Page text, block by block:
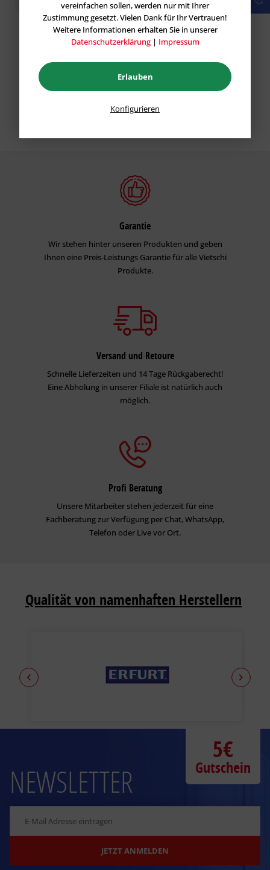
Garantie
Wir stehen hinter unseren Produkten und geben
Ihnen eine Preis-Leistungs Garantie für alle Vietschi
Produkte.
Versand und Retoure
Schnelle Lieferzeiten und 14 Tage Rückgaberecht!
Eine Abholung in unserer Filiale ist natürlich auch
möglich.
Profi Beratung
Unsere Mitarbeiter stehen jederzeit für eine
Fachberatung zur Verfügung per Chat, WhatsApp,
Telefon oder Live vor Ort.
Qualität von namenhaften Herstellern
NEWSLETTER
JETZT ANMELDEN
5€
Gutschein
vereinfachen sollen, werden nur mit Ihrer
Zustimmung gesetzt. Vielen Dank für Ihr Vertrauen!
Weitere Informationen erhalten Sie in unserer
Datenschutzerklärung| Impressum
Erlauben
Konfigurieren